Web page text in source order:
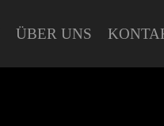
ÜBER UNS